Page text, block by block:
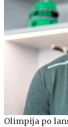
Olimpija po